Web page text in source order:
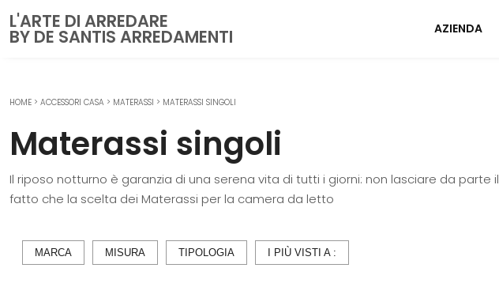
L'ARTE DI ARREDARE
BY DE SANTIS ARREDAMENTI AZIENDA
CUCINE
Cucine Moderne
Cucine Classiche
Cucine su misura
Librerie
Poltrone relax
HOME > ACCESSORI CASA > MATERASSI > MATERASSI SINGOLI
Materassi singoli
Il riposo notturno è garanzia di una serena vita di tutti i giorni: non lasciare da parte il
fatto che la scelta dei Materassi per la camera da letto
MARCA MISURA TIPOLOGIA I PIÙ VISTI A :